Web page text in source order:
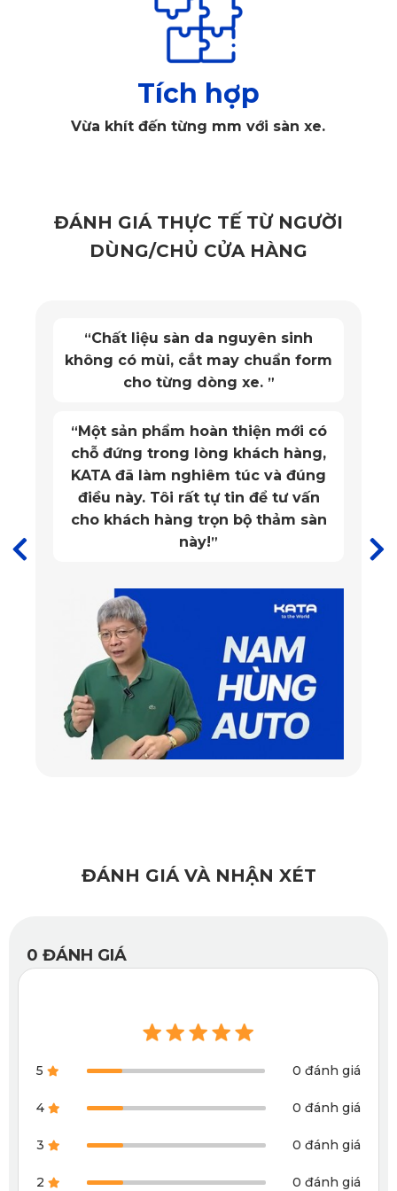
bày bán nhiều trên thị trường hiện nay. Nguyên nhân là do
thảm đã được kiểm định và đạt chứng nhận an toàn,
khỏe người dùng tuyệt đối và không ảnh hưởng đến môi
Thảm lót sàn ô tô Toyota Fortuner ghế phụ
✅ Thiết kế thảm lót sàn ô tô Toyota Fortuner
đẳng cấp, sang trọng
Lựa chọn phong cách thiết kế tối giản và tinh tế, bề mặt
thảm lót sàn có hoạ tiết lục lăng với các ô được sắp xếp
đồng đều nhau, tạo nên vẻ đẹp thẩm mỹ hài hoà với
không gian xe Toyota Fortuner 2017-2025.Thảm lót sàn ô
KATA cung cấp bộ sưu tập 9 màu sắc đa dạng cho
khách hàng lựa chọn, từ những màu cơ bản đến nổi bật.
Tích hợp
Vừa khít đến từng mm với sàn xe.
ĐÁNH GIÁ THỰC TẾ TỪ NGƯỜI
DÙNG/CHỦ CỬA HÀNG
“Chất liệu sàn da nguyên sinh
không có mùi, cắt may chuẩn form
cho từng dòng xe. ”
“Một sản phẩm hoàn thiện mới có
chỗ đứng trong lòng khách hàng,
KATA đã làm nghiêm túc và đúng
điều này. Tôi rất tự tin để tư vấn
cho khách hàng trọn bộ thảm sàn
này!”
ĐÁNH GIÁ VÀ NHẬN XÉT
0 ĐÁNH GIÁ
5 0 đánh giá
4 0 đánh giá
3 0 đánh giá
2 0 đánh giá